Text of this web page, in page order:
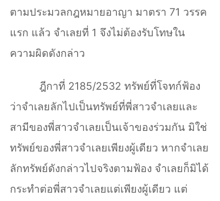
ตามประมวลกฎหมายอาญา มาตรา 71 วรรค
แรก แล้ว จำเลยที่ 1 จึงไม่ต้องรับโทษใน
ความผิดดังกล่าว
ฎีกาที่ 2185/2532 ทรัพย์ที่โจทก์ฟ้อง
ว่าจำเลยลักไปเป็นทรัพย์ที่พี่สาวจำเลยและ
สามีของพี่สาวจำเลยเป็นเจ้าของร่วมกัน มิใช่
ทรัพย์ของพี่สาวจำเลยเพียงผู้เดียว หากจำเลย
ลักทรัพย์ดังกล่าวไปจริงตามฟ้อง จำเลยก็มิได้
กระทำต่อพี่สาวจำเลยแต่เพียงผู้เดียว แต่